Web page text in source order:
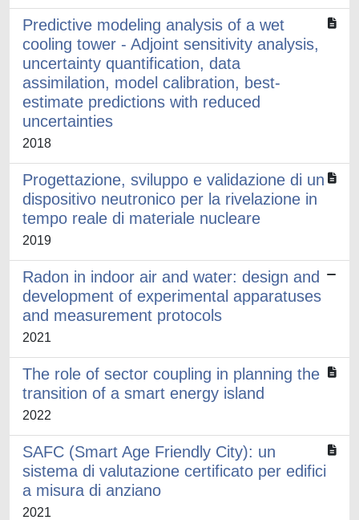
Predictive modeling analysis of a wet
cooling tower - Adjoint sensitivity analysis,
uncertainty quantification, data
assimilation, model calibration, best-
estimate predictions with reduced
uncertainties
2018
Progettazione, sviluppo e validazione di un
dispositivo neutronico per la rivelazione in
tempo reale di materiale nucleare
2019
Radon in indoor air and water: design and
development of experimental apparatuses
and measurement protocols
2021
The role of sector coupling in planning the
transition of a smart energy island
2022
SAFC (Smart Age Friendly City): un
sistema di valutazione certificato per edifici
a misura di anziano
2021